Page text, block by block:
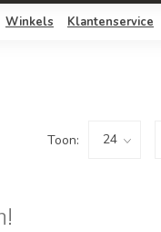
Winkels Klantenservice
Toon: